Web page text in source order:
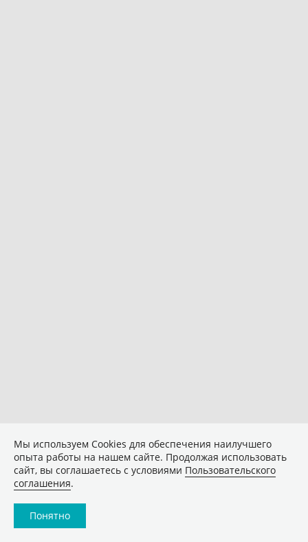
Мы используем Сookies для обеспечения наилучшего
опыта работы на нашем сайте. Продолжая использовать
сайт, вы соглашаетесь с условиями Пользовательского
соглашения.
Понятно